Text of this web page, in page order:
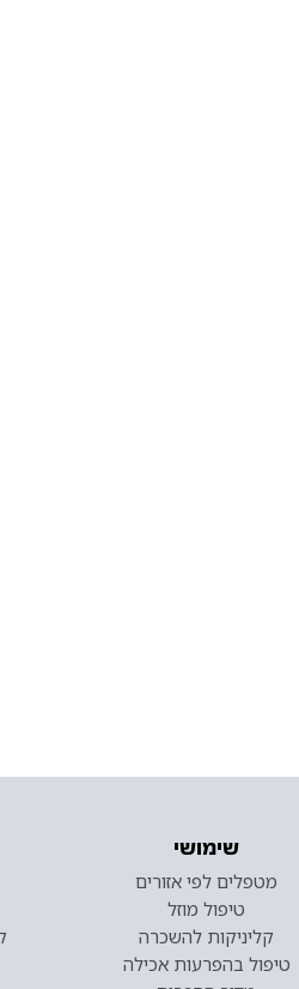
שימושי
מטפלים לפי אזורים
טיפול מוזל
קליניקות להשכרה
טיפול בהפרעות אכילה